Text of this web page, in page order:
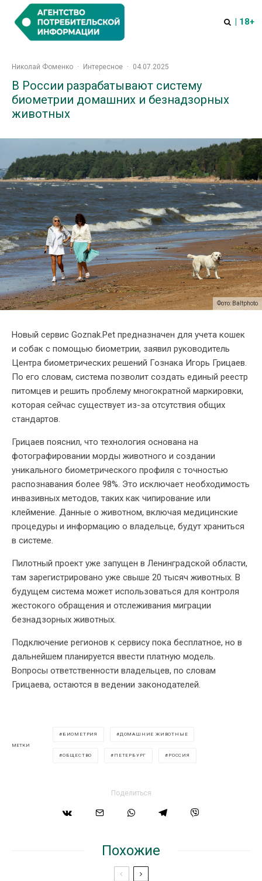
| 18+
Николай Фоменко · Интересное · 04.07.2025
В России разрабатывают систему
биометрии домашних и безнадзорных
животных
Фото: Baltphoto
Новый сервис Goznak.Pet предназначен для учета кошек
и собак с помощью биометрии, заявил руководитель
Центра биометрических решений Гознака Игорь Грицаев.
По его словам, система позволит создать единый реестр
питомцев и решить проблему многократной маркировки,
которая сейчас существует из-за отсутствия общих
стандартов.
Грицаев пояснил, что технология основана на
фотографировании морды животного и создании
уникального биометрического профиля с точностью
распознавания более 98%. Это исключает необходимость
инвазивных методов, таких как чипирование или
клеймение. Данные о животном, включая медицинские
процедуры и информацию о владельце, будут храниться
в системе.
Пилотный проект уже запущен в Ленинградской области,
там зарегистрировано уже свыше 20 тысяч животных. В
будущем система может использоваться для контроля
жестокого обращения и отслеживания миграции
безнадзорных животных.
Подключение регионов к сервису пока бесплатное, но в
дальнейшем планируется ввести платную модель.
Вопросы ответственности владельцев, по словам
Грицаева, остаются в ведении законодателей.
МЕТКИ
БИОМЕТРИЯ ДОМАШНИЕ ЖИВОТНЫЕ
ОБЩЕСТВО ПЕТЕРБУРГ РОССИЯ
Поделиться
Похожие